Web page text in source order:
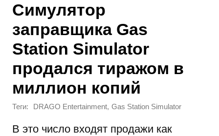
Симулятор
заправщика Gas
Station Simulator
продался тиражом в
миллион копий
Теги: DRAGO Entertainment, Gas Station Simulator
В это число входят продажи как